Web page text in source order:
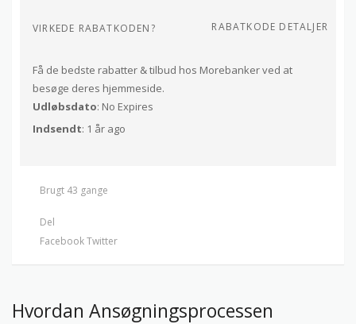
VIRKEDE RABATKODEN? RABATKODE DETALJER
Få de bedste rabatter & tilbud hos Morebanker ved at
besøge deres hjemmeside.
Udløbsdato: No Expires
Indsendt: 1 år ago
Brugt 43 gange
Del
FacebookTwitter
Hvordan Ansøgningsprocessen